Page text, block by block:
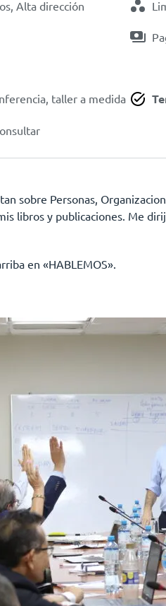
Alta dirección
taller a medida
sobre Personas,
libros y publicaciones. Me
en «HABLEMOS».